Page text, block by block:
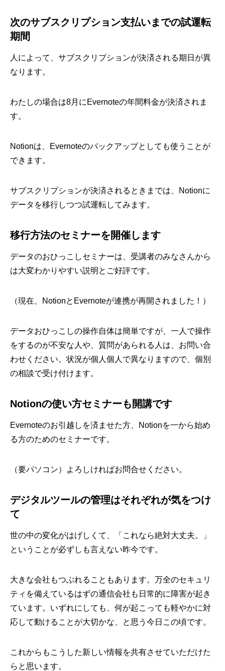
次のサブスクリプション支払いまでの試運転
期間
人によって、サブスクリプションが決済される期日が異
なります。
わたしの場合は8月にEvernoteの年間料金が決済されま
す。
Notionは、Evernoteのバックアップとしても使うことが
できます。
サブスクリプションが決済されるときまでは、Notionに
データを移行しつつ試運転してみます。
移行方法のセミナーを開催します
データのおひっこしセミナーは、受講者のみなさんから
は大変わかりやすい説明とご好評です。
（現在、NotionとEvernoteが連携が再開されました！）
データおひっこしの操作自体は簡単ですが、一人で操作
をするのが不安な人や、質問があられる人は、お問い合
わせください。状況が個人個人で異なりますので、個別
の相談で受け付けます。
Notionの使い方セミナーも開講です
Evernoteのお引越しを済ませた方、Notionを一から始め
る方のためのセミナーです。
（要パソコン）よろしければお問合せください。
デジタルツールの管理はそれぞれが気をつけ
て
世の中の変化がはげしくて、「これなら絶対大丈夫。」
ということが必ずしも言えない昨今です。
大きな会社もつぶれることもあります。万全のセキュリ
ティを備えているはずの通信会社も日常的に障害が起き
ています。いずれにしても、何が起こっても軽やかに対
応して動けることが大切かな、と思う今日この頃です。
これからもこうした新しい情報を共有させていただけた
らと思います。